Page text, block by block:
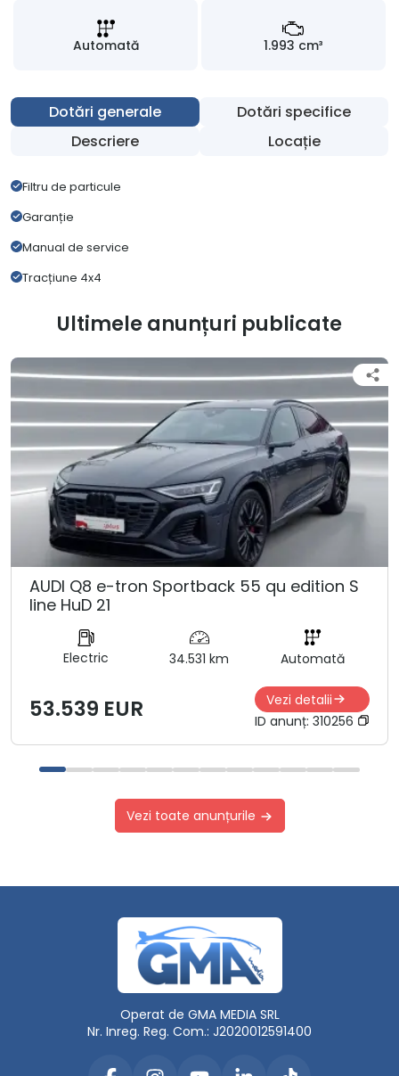
Automată 1.993 cm³
Dotări generale
Dotări specifice
Descriere
Locație
Filtru de particule
Garanție
Manual de service
Tracțiune 4x4
Ultimele anunțuri publicate
AUDI Q8 e-tron Sportback 55 qu edition S
line HuD 21
Electric 34.531 km Automată
53.539 EUR
Vezi detalii
ID anunț: 310256
Vezi toate anunțurile
Operat de GMA MEDIA SRL
Nr. Inreg. Reg. Com.: J2020012591400